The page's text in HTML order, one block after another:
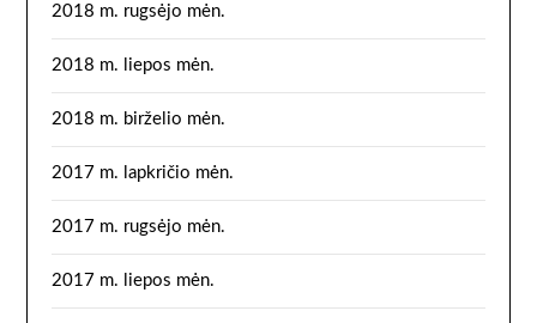
2018 m. rugsėjo mėn.
2018 m. liepos mėn.
2018 m. birželio mėn.
2017 m. lapkričio mėn.
2017 m. rugsėjo mėn.
2017 m. liepos mėn.